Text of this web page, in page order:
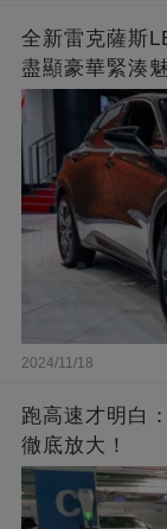
全新雷克薩斯
盡顯豪華緊湊
2024/11/18
跑高速才明白
徹底放大！